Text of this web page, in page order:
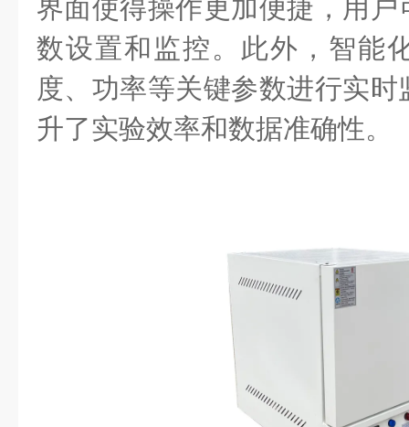
界面使得操作更加便捷，用
数设置和监控。此外，智能
度、功率等关键参数进行实
升了实验效率和数据准确性。